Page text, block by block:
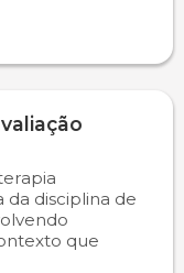
disciplina de
que